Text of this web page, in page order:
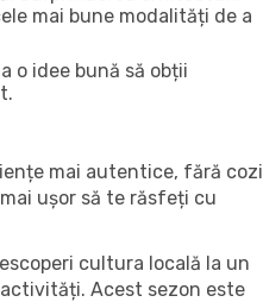
mai bune modalități de a
o idee bună să obții
mai autentice, fără cozi
ușor să te răsfeți cu
cultura locală la un
Acest sezon este